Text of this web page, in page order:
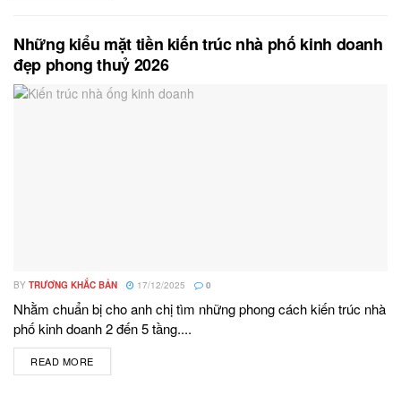
Những kiểu mặt tiền kiến trúc nhà phố kinh doanh
đẹp phong thuỷ 2026
BY TRƯƠNG KHẮC BẢN 17/12/2025 0
Nhằm chuẩn bị cho anh chị tìm những phong cách kiến trúc nhà
phố kinh doanh 2 đến 5 tầng....
READ MORE